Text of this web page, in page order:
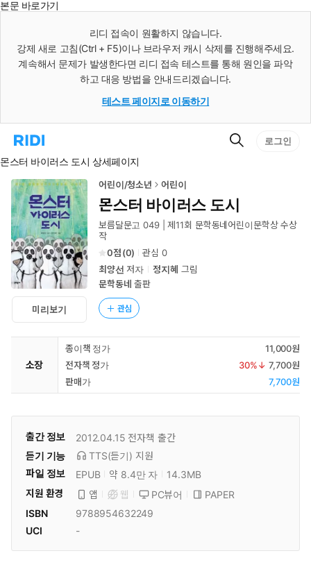
본문 바로가기
리디 접속이 원활하지 않습니다.
강제 새로 고침(Ctrl + F5)이나 브라우저 캐시 삭제를 진행해주세요.
계속해서 문제가 발생한다면 리디 접속 테스트를 통해 원인을 파악
하고 대응 방법을 안내드리겠습니다.
테스트 페이지로 이동하기
리
홈
로
이
동
검
로그인
몬스터 바이러스 도시 상세페이지
미리보기
어린이/청소년 어린이
몬스터 바이러스 도시
보름달문고 049 | 제11회 문학동네어린이문학상 수상
작
0
(0) 관심 0
최양선 저자 정지혜 그림
문학동네 출판
관심
소장
종이책 정가
11,000원
전자책 정가
30%↓ 7,700원
판매가
7,700원
출간 정보 2012.04.15 전자책 출간
듣기 기능
TTS(듣기) 지원
파일 정보
EPUB 약 8.4만 자
14.3MB
지원 환경
앱 웹 PC뷰어
PAPER
ISBN
9788954632249
UCI
-